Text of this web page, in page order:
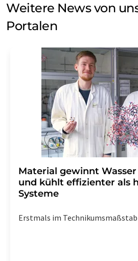
Weitere News von
Portalen
Material gewinnt
und kühlt effizienter als
Systeme
Erstmals im